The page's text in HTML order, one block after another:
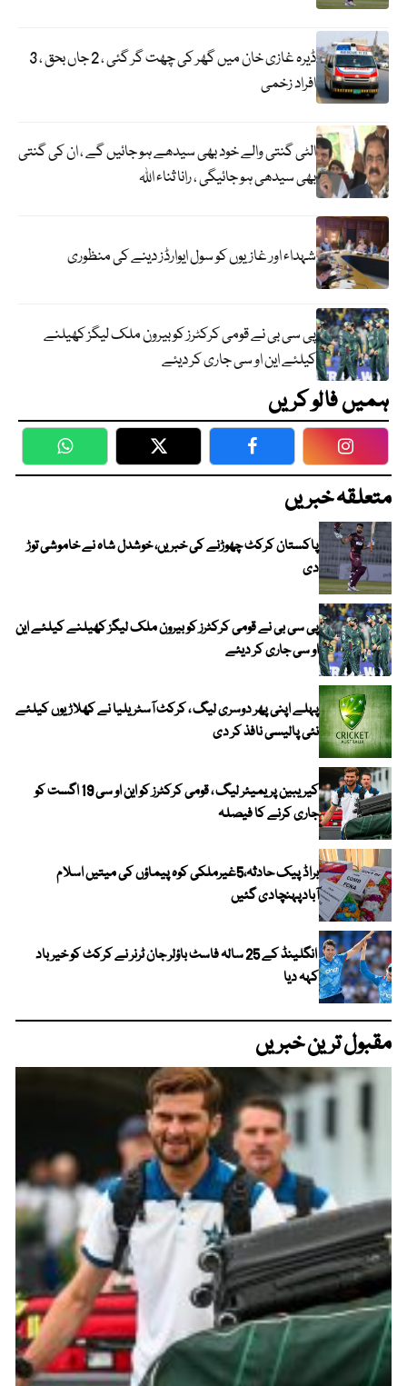
ڈیرہ غازی خان میں گھر کی چھت گر گئی ، 2 جاں بحق ، 3
افراد زخمی
الٹی گنتی والے خود بھی سیدھے ہو جائیں گے ، ان کی گنتی
بھی سیدھی ہو جائیگی ، رانا ثناء اللہ
شہداء اور غازیوں کو سول ایوارڈز دینے کی منظوری
پی سی بی نے قومی کرکٹرز کو بیرون ملک لیگز کھیلنے
کیلئے این او سی جاری کر دیئے
ہمیں فالو کریں
WhatsApp Twitter Facebook
متعلقہ خبریں
پاکستان کرکٹ چھوڑنے کی خبریں، خوشدل شاہ نے خاموشی توڑ
دی
پی سی بی نے قومی کرکٹرز کو بیرون ملک لیگز کھیلنے کیلئے این
او سی جاری کر دیئے
پہلے اپنی پھر دوسری لیگ ، کرکٹ آسٹریلیا نے کھلاڑیوں کیلئے
نئی پالیسی نافذ کر دی
کیریبین پریمیئر لیگ ، قومی کرکٹرز کو این او سی 19 اگست کو
جاری کرنے کا فیصلہ
براڈ پیک حادثہ،5غیرملکی کوہ پیماؤں کی میتیں اسلام
آبادپہنچادی گئیں
انگلینڈ کے 25 سالہ فاسٹ باؤلر جان ٹرنر نے کرکٹ کو خیر باد
کہہ دیا
مقبول ترین خبریں